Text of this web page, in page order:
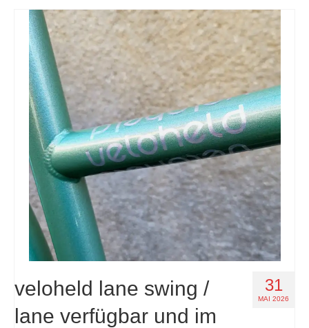
31
MAI 2026
veloheld lane swing /
lane verfügbar und im